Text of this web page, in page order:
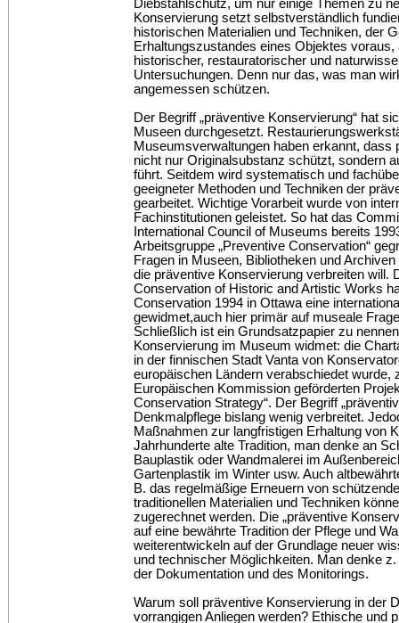
Diebstahlschutz, um nur einige Themen zu
Konservierung setzt selbstverständlich
historischen Materialien und Techniken, der
Erhaltungszustandes eines Objektes voraus,
historischer, restauratorischer und
Untersuchungen. Denn nur das, was man
angemessen schützen.
Der Begriff „präventive Konservierung“ hat
Museen durchgesetzt.
Museumsverwaltungen haben erkannt, dass
nicht nur Originalsubstanz schützt, sondern
führt. Seitdem wird systematisch und
geeigneter Methoden und Techniken der
gearbeitet. Wichtige Vorarbeit wurde von
Fachinstitutionen geleistet. So hat das
International Council of Museums bereits
Arbeitsgruppe „Preventive Conservation“
Fragen in Museen, Bibliotheken und
die präventive Konservierung verbreiten will.
Conservation of Historic and Artistic Works
Conservation 1994 in Ottawa eine
gewidmet,auch hier primär auf museale
Schließlich ist ein Grundsatzpapier zu
Konservierung im Museum widmet: die
in der finnischen Stadt Vanta von
europäischen Ländern verabschiedet wurde,
Europäischen Kommission geförderten
Conservation Strategy“. Der Begriff
Denkmalpflege bislang wenig verbreitet.
Maßnahmen zur langfristigen Erhaltung von
Jahrhunderte alte Tradition, man denke an
Bauplastik oder Wandmalerei im
Gartenplastik im Winter usw. Auch
B. das regelmäßige Erneuern von
traditionellen Materialien und Techniken
zugerechnet werden. Die „präventive
auf eine bewährte Tradition der Pflege und
weiterentwickeln auf der Grundlage neuer
und technischer Möglichkeiten. Man denke
der Dokumentation und des Monitorings.
Warum soll präventive Konservierung in der
vorrangigen Anliegen werden? Ethische und